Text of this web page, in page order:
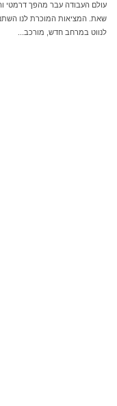
עולם העבודה עבר מהפך דרמטי
שאת. המציאות המוכרת לנו
לנווט במרחב חדש, מורכב...